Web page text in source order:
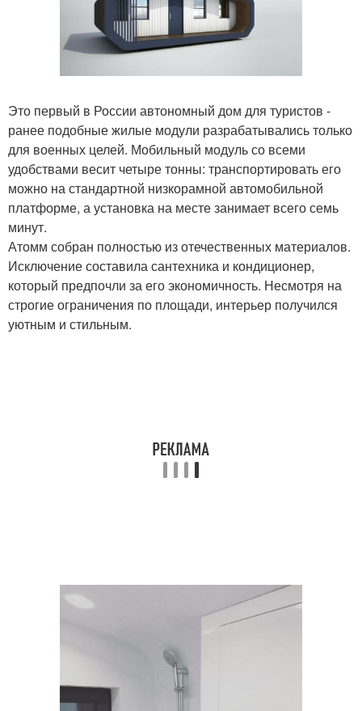
Это первый в России автономный дом для туристов -
ранее подобные жилые модули разрабатывались только
для военных целей. Мобильный модуль со всеми
удобствами весит четыре тонны: транспортировать его
можно на стандартной низкорамной автомобильной
платформе, а установка на месте занимает всего семь
минут.
Атомм собран полностью из отечественных материалов.
Исключение составила сантехника и кондиционер,
который предпочли за его экономичность. Несмотря на
строгие ограничения по площади, интерьер получился
уютным и стильным.